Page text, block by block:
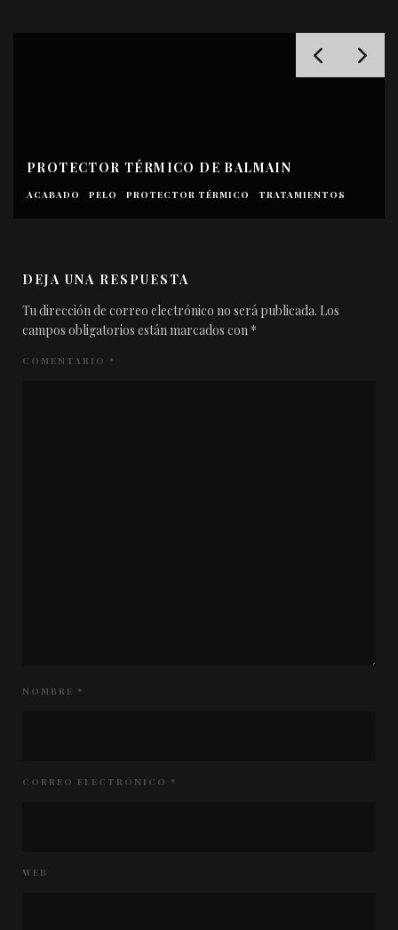
PROTECTOR TÉRMICO DE BALMAIN
ACABADO PELO PROTECTOR TÉRMICO TRATAMIENTOS
DEJA UNA RESPUESTA
Tu dirección de correo electrónico no será publicada. Los
campos obligatorios están marcados con *
COMENTARIO *
NOMBRE *
CORREO ELECTRÓNICO *
WEB